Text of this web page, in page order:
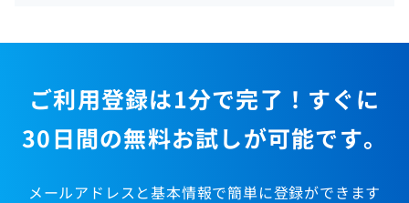
ご利用登録は1分で完了！すぐに
30日間の無料お試しが可能です。
メールアドレスと基本情報で簡単に登録ができます